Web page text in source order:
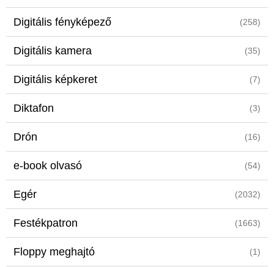
Digitális fényképező (258)
Digitális kamera (35)
Digitális képkeret (7)
Diktafon (3)
Drón (16)
e-book olvasó (54)
Egér (2032)
Festékpatron (1663)
Floppy meghajtó (1)